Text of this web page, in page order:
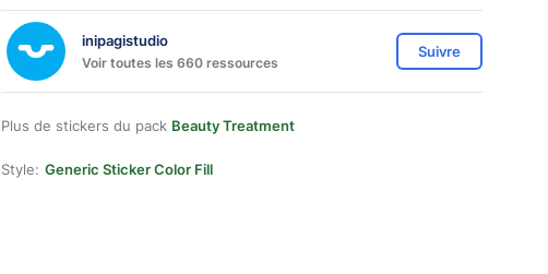
inipagistudio
Voir toutes les 660 ressources
Suivre
Plus de stickers du pack Beauty Treatment
Style: Generic Sticker Color Fill